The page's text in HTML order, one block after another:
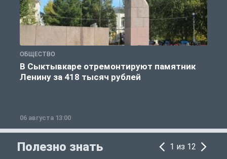
ОБЩЕСТВО
В Сыктывкаре отремонтируют памятник
Ленину за 418 тысяч рублей
06 августа 13:00
Полезно знать 1 из 12